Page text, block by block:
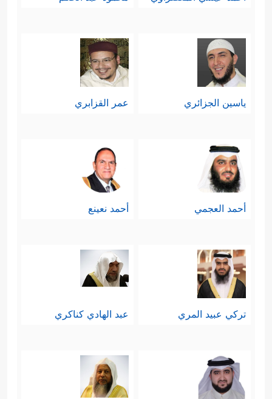
ياسين الجزائري عمر القزابري
أحمد العجمي أحمد نعينع
تركي عبيد المري عبد الهادي كناكري